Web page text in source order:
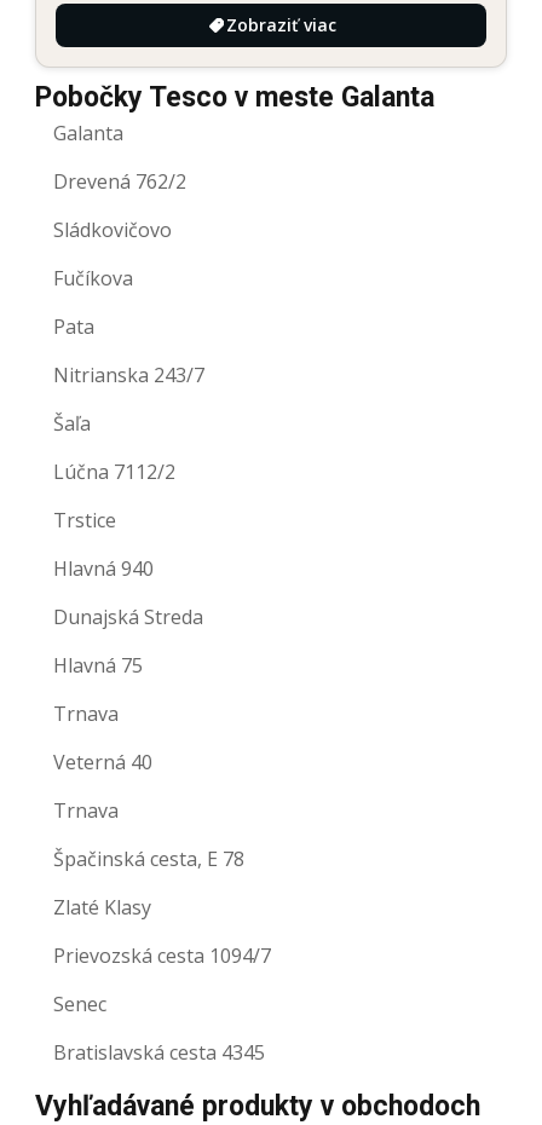
Zobraziť viac
Pobočky Tesco v meste Galanta
Galanta
Drevená 762/2
Sládkovičovo
Fučíkova
Pata
Nitrianska 243/7
Šaľa
Lúčna 7112/2
Trstice
Hlavná 940
Dunajská Streda
Hlavná 75
Trnava
Veterná 40
Trnava
Špačinská cesta, E 78
Zlaté Klasy
Prievozská cesta 1094/7
Senec
Bratislavská cesta 4345
Vyhľadávané produkty v obchodoch